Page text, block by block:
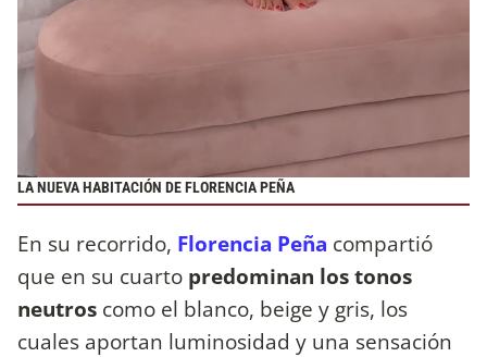
LA NUEVA HABITACIÓN DE FLORENCIA PEÑA
En su recorrido, Florencia Peña compartió
que en su cuarto predominan los tonos
neutros como el blanco, beige y gris, los
cuales aportan luminosidad y una sensación